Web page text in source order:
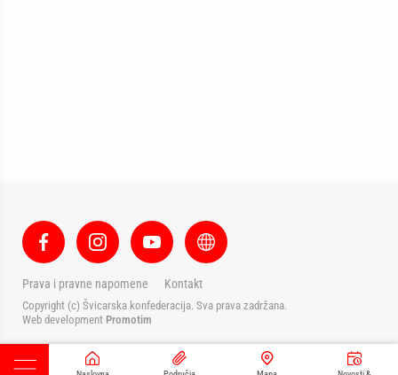
Prava i pravne napomene Kontakt
Copyright (c) Švicarska konfederacija. Sva prava zadržana.
Web development Promotim